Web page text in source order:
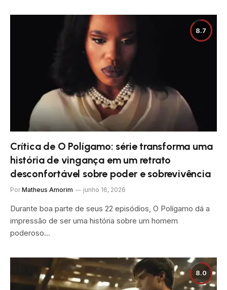
8.7
Crítica de O Polígamo: série transforma uma
história de vingança em um retrato
desconfortável sobre poder e sobrevivência
Por Matheus Amorim junho 16, 2026
Durante boa parte de seus 22 episódios, O Polígamo dá a
impressão de ser uma história sobre um homem
poderoso…
8.0